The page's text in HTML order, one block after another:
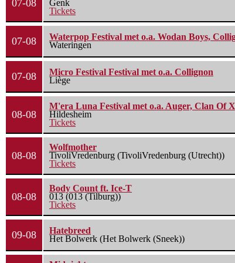
07-08
Genk
Tickets
07-08
Waterpop Festival met o.a. Wodan Boys,
Wateringen
07-08
Micro Festival Festival met o.a. Collignon
Liège
08-08
M'era Luna Festival met o.a. Auger, Clan Of
Hildesheim
Tickets
08-08
Wolfmother
TivoliVredenburg (TivoliVredenburg (Utrecht))
Tickets
08-08
Body Count ft. Ice-T
013 (013 (Tilburg))
Tickets
09-08
Hatebreed
Het Bolwerk (Het Bolwerk (Sneek))